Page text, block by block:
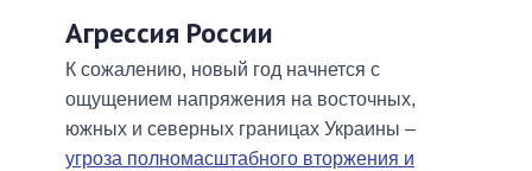
Агрессия России
К сожалению, новый год начнется с
ощущением напряжения на восточных,
южных и северных границах Украины –
угроза полномасштабного вторжения и